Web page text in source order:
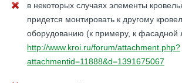
в некоторых случаях элементы
придется монтировать к другому
оборудованию (к примеру, к фасадной
http://www.kroi.ru/forum/attachment.php?
attachmentid=11888&d=1391675067